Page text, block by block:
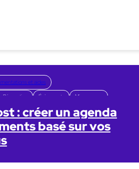
et aides
Évènements Mise en page
: créer un agenda
basé sur vos